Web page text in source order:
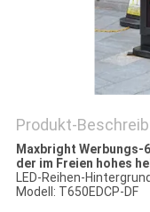
Produkt-
Maxbright
der im Freien hohes
LED-Reihen-
Modell: T650EDCP-DF